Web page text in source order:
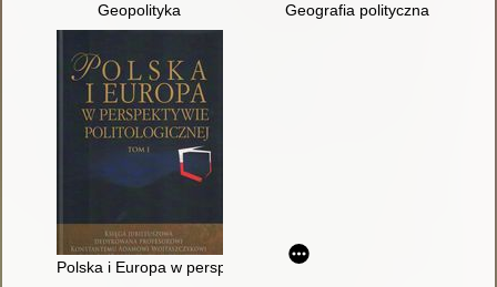
Geopolityka Geografia polityczna
Polska i Europa w perspektywie politologicznej : księga